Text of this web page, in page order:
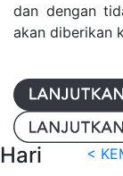
dan dengan
akan diberikan
Hari <